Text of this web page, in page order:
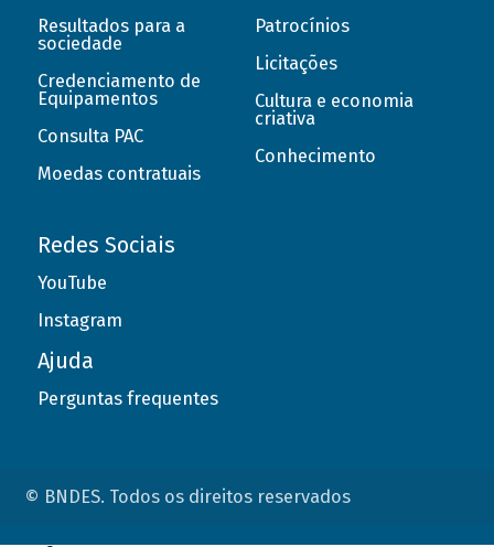
Resultados para a
sociedade
Credenciamento de
Equipamentos
Consulta PAC
Moedas contratuais
Patrocínios
Licitações
Cultura e economia
criativa
Conhecimento
Redes Sociais
YouTube
Instagram
Ajuda
Perguntas frequentes
© BNDES. Todos os direitos reservados